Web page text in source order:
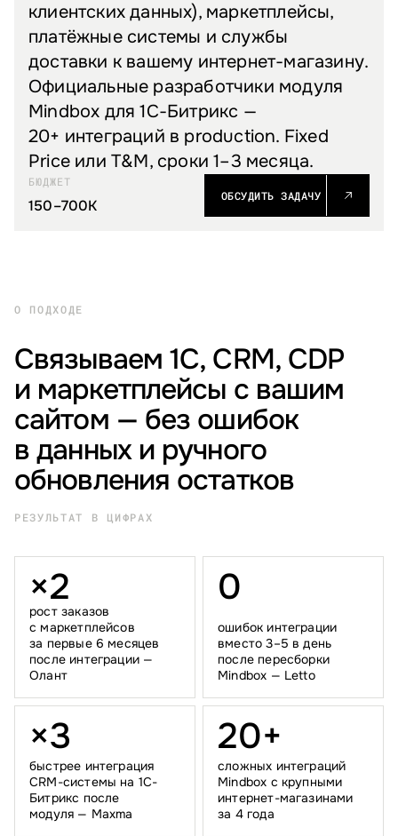
клиентских данных), маркетплейсы,
платёжные системы и службы
доставки к вашему интернет-магазину.
Официальные разработчики модуля
Mindbox для 1С-Битрикс —
20+ интеграций в production. Fixed
Price или T&M, сроки 1–3 месяца.
БЮДЖЕТ
150–700K
ОБСУДИТЬ ЗАДАЧУ
О ПОДХОДЕ
Связываем 1С, CRM, CDP
и маркетплейсы с вашим
сайтом — без ошибок
в данных и ручного
обновления остатков
РЕЗУЛЬТАТ В ЦИФРАХ
×2
рост заказов
с маркетплейсов
за первые 6 месяцев
после интеграции —
Олант
0
ошибок интеграции
вместо 3–5 в день
после пересборки
Mindbox — Letto
×3
быстрее интеграция
CRM-системы на 1С-
Битрикс после
модуля — Maxma
20+
сложных интеграций
Mindbox с крупными
интернет-магазинами
за 4 года